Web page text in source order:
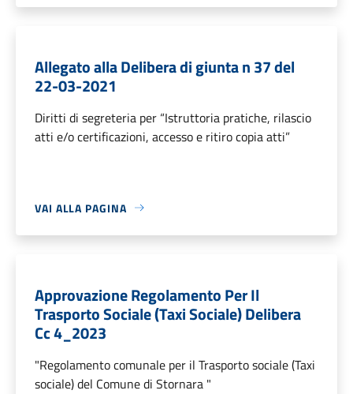
Allegato alla Delibera di giunta n 37 del
22-03-2021
Diritti di segreteria per “Istruttoria pratiche, rilascio
atti e/o certificazioni, accesso e ritiro copia atti”
VAI ALLA PAGINA
Approvazione Regolamento Per Il
Trasporto Sociale (Taxi Sociale) Delibera
Cc 4_2023
"Regolamento comunale per il Trasporto sociale (Taxi
sociale) del Comune di Stornara "